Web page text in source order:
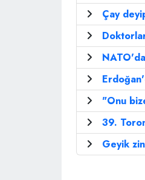
Çay
"Onu
39.
Geyik